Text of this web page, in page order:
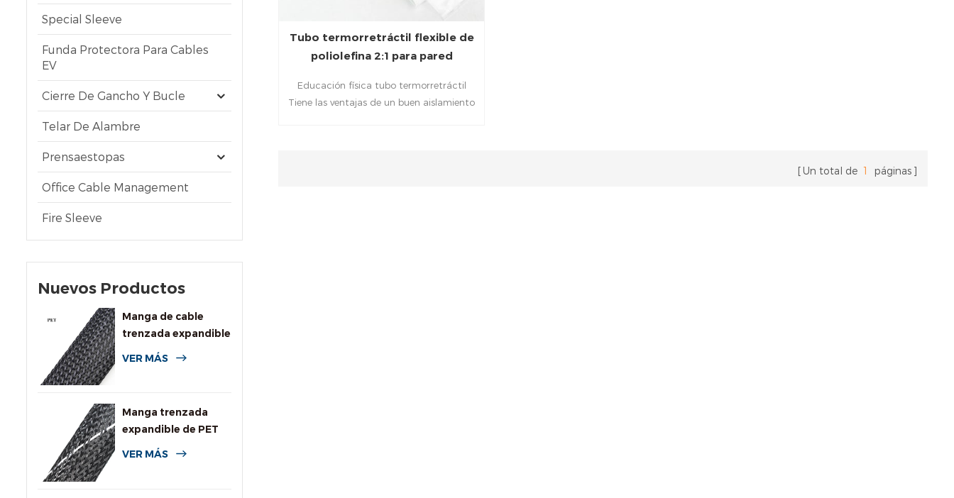
Special Sleeve
Funda Protectora Para Cables
EV
Cierre De Gancho Y Bucle
Telar De Alambre
Prensaestopas
Office Cable Management
Fire Sleeve
Nuevos Productos
Manga de cable
trenzada expandible
de PET de uso
VER MÁS
Manga trenzada
expandible de PET
de alta resistencia a
VER MÁS
Tubo termorretráctil flexible de
poliolefina 2:1 para pared
Educación física tubo termorretráctil
Tiene las ventajas de un buen aislamiento
Un total de 1 páginas